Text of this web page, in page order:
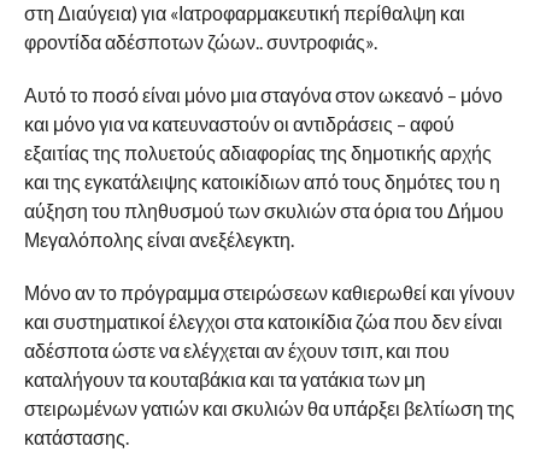
στη Διαύγεια) για «Ιατροφαρμακευτική περίθαλψη και
φροντίδα αδέσποτων ζώων.. συντροφιάς».
Αυτό το ποσό είναι μόνο μια σταγόνα στον ωκεανό – μόνο
και μόνο για να κατευναστούν οι αντιδράσεις – αφού
εξαιτίας της πολυετούς αδιαφορίας της δημοτικής αρχής
και της εγκατάλειψης κατοικίδιων από τους δημότες του η
αύξηση του πληθυσμού των σκυλιών στα όρια του Δήμου
Μεγαλόπολης είναι ανεξέλεγκτη.
Μόνο αν το πρόγραμμα στειρώσεων καθιερωθεί και γίνουν
και συστηματικοί έλεγχοι στα κατοικίδια ζώα που δεν είναι
αδέσποτα ώστε να ελέγχεται αν έχουν τσιπ, και που
καταλήγουν τα κουταβάκια και τα γατάκια των μη
στειρωμένων γατιών και σκυλιών θα υπάρξει βελτίωση της
κατάστασης.